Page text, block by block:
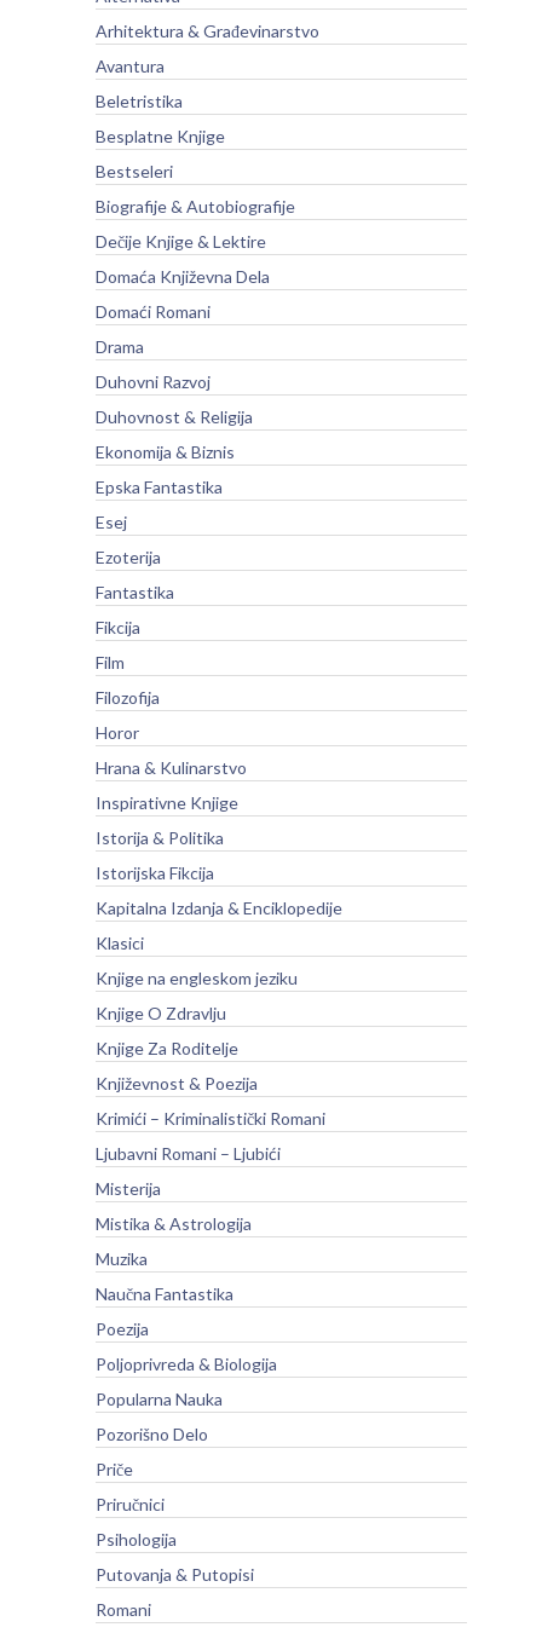
Arhitektura & Građevinarstvo
Avantura
Beletristika
Besplatne Knjige
Bestseleri
Biografije & Autobiografije
Dečije Knjige & Lektire
Domaća Književna Dela
Domaći Romani
Drama
Duhovni Razvoj
Duhovnost & Religija
Ekonomija & Biznis
Epska Fantastika
Esej
Ezoterija
Fantastika
Fikcija
Film
Filozofija
Horor
Hrana & Kulinarstvo
Inspirativne Knjige
Istorija & Politika
Istorijska Fikcija
Kapitalna Izdanja & Enciklopedije
Klasici
Knjige na engleskom jeziku
Knjige O Zdravlju
Knjige Za Roditelje
Književnost & Poezija
Krimići – Kriminalistički Romani
Ljubavni Romani – Ljubići
Misterija
Mistika & Astrologija
Muzika
Naučna Fantastika
Poezija
Poljoprivreda & Biologija
Popularna Nauka
Pozorišno Delo
Priče
Priručnici
Psihologija
Putovanja & Putopisi
Romani